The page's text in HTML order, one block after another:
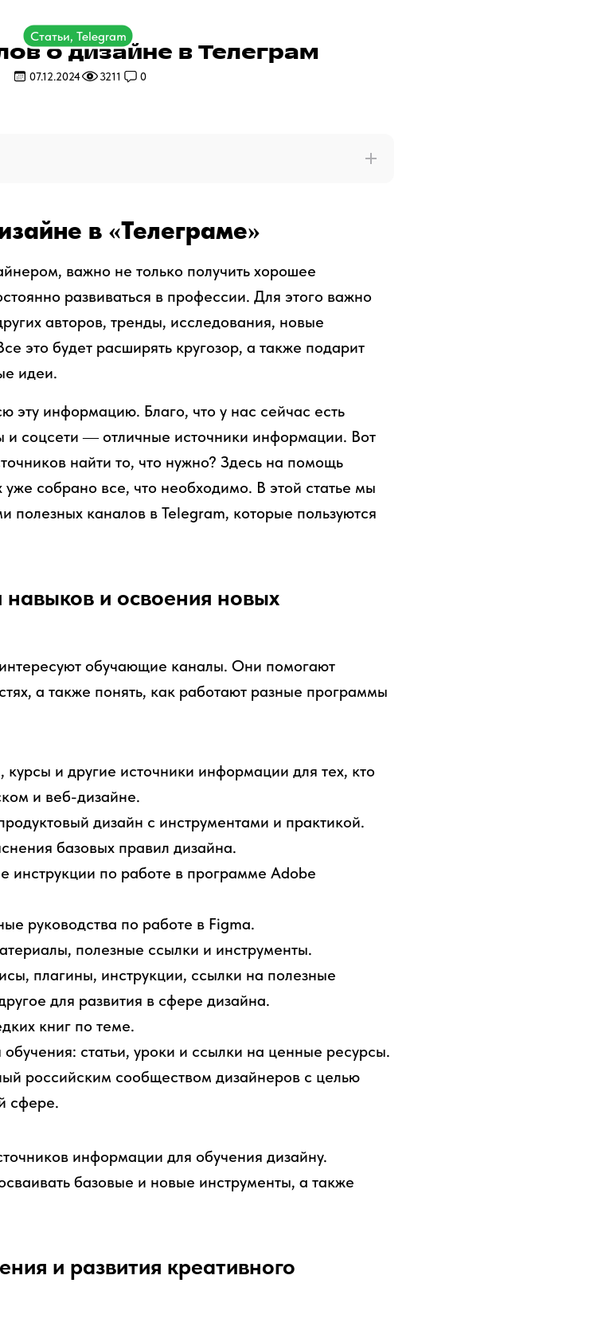
Статьи, Telegram
о дизайне в Телеграм
07.12.2024 3211 0
в «Телеграме»
важно не только получить хорошее
развиваться в профессии. Для этого важно
авторов, тренды, исследования, новые
это будет расширять кругозор, а также подарит
идеи.
эту информацию. Благо, что у нас сейчас есть
и соцсети ― отличные источники информации. Вот
найти то, что нужно? Здесь на помощь
собрано все, что необходимо. В этой статье мы
полезных каналов в Telegram, которые пользуются
навыков и освоения новых
обучающие каналы. Они помогают
а также понять, как работают разные программы
и другие источники информации для тех, кто
и веб-дизайне.
дизайн с инструментами и практикой.
базовых правил дизайна.
инструкции по работе в программе Adobe
руководства по работе в Figma.
полезные ссылки и инструменты.
плагины, инструкции, ссылки на полезные
для развития в сфере дизайна.
книг по теме.
статьи, уроки и ссылки на ценные ресурсы.
российским сообществом дизайнеров с целью
сфере.
информации для обучения дизайну.
базовые и новые инструменты, а также
и развития креативного